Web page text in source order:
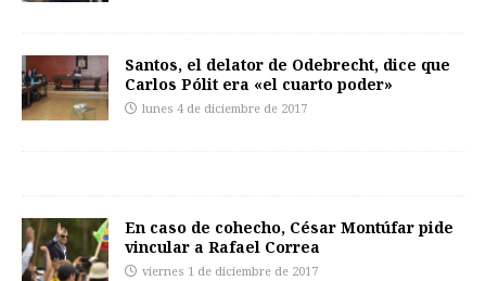
Santos, el delator de Odebrecht, dice que
Carlos Pólit era «el cuarto poder»
lunes 4 de diciembre de 2017
En caso de cohecho, César Montúfar pide
vincular a Rafael Correa
viernes 1 de diciembre de 2017